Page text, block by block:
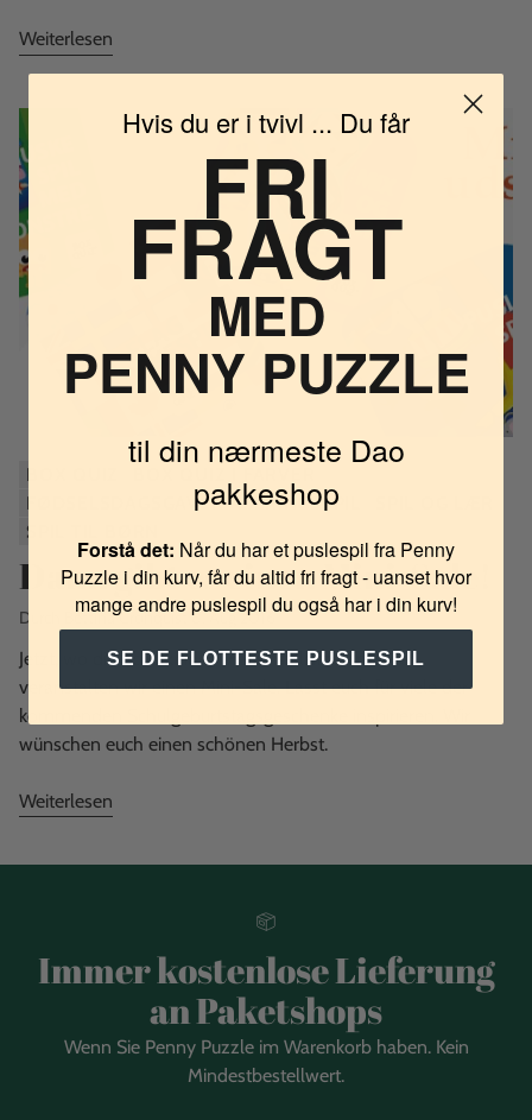
Weiterlesen
BOX QUIZ
FØDSELSDAGSGAVER
LÆRINGSSPIL
SPIL TIL BØRN
Dann gibt es einen Mini-Sale!
Durch Bettina Cronquist 8. Aug 2016
Jetzt, wo die Schulkinder wieder stillsitzen müssen,
veranstalten wir einen Mini-Sale. Lasst euch für viele der
kommenden Schulgeburtstagsgeschenke inspirieren. Wir
wünschen euch einen schönen Herbst.
Weiterlesen
Immer kostenlose Lieferung
an Paketshops
Wenn Sie Penny Puzzle im Warenkorb haben. Kein
Mindestbestellwert.
Hvis du er i tvivl ... Du får
FRI
FRAGT
MED
PENNY PUZZLE
til din nærmeste Dao
pakkeshop
Forstå det: Når du har et puslespil fra Penny
Puzzle i din kurv, får du altid fri fragt - uanset hvor
mange andre puslespil du også har i din kurv!
SE DE FLOTTESTE PUSLESPIL